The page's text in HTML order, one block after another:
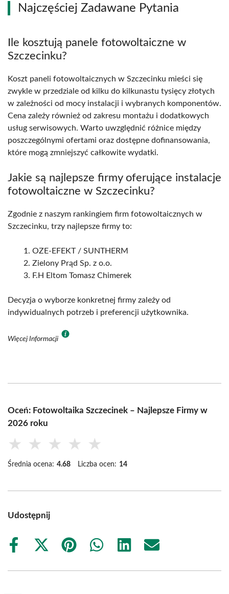
Najczęściej Zadawane Pytania
Ile kosztują panele fotowoltaiczne w
Szczecinku?
Koszt paneli fotowoltaicznych w Szczecinku mieści się
zwykle w przedziale od kilku do kilkunastu tysięcy złotych
w zależności od mocy instalacji i wybranych komponentów.
Cena zależy również od zakresu montażu i dodatkowych
usług serwisowych. Warto uwzględnić różnice między
poszczególnymi ofertami oraz dostępne dofinansowania,
które mogą zmniejszyć całkowite wydatki.
Jakie są najlepsze firmy oferujące instalacje
fotowoltaiczne w Szczecinku?
Zgodnie z naszym rankingiem firm fotowoltaicznych w
Szczecinku, trzy najlepsze firmy to:
OZE-EFEKT / SUNTHERM
Zielony Prąd Sp. z o.o.
F.H Eltom Tomasz Chimerek
Decyzja o wyborze konkretnej firmy zależy od
indywidualnych potrzeb i preferencji użytkownika.
Więcej Informacji
Oceń: Fotowoltaika Szczecinek – Najlepsze Firmy w
2026 roku
★ ★ ★ ★ ★
Średnia ocena: 4.68 Liczba ocen: 14
Udostępnij
Share
Share
(Twitter)
Share
Share
Share
Share